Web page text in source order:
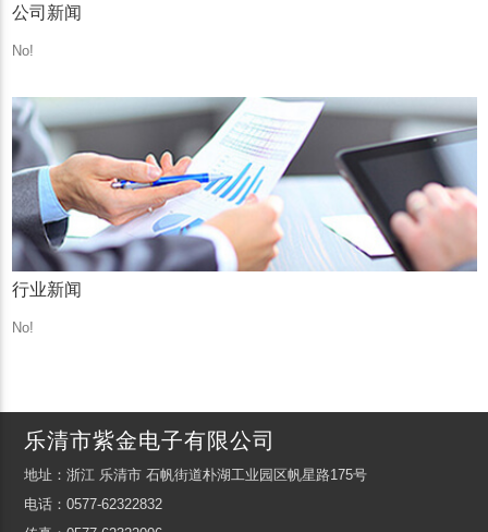
公司新闻
No!
行业新闻
No!
乐清市紫金电子有限公司
地址：浙江 乐清市 石帆街道朴湖工业园区帆星路175号
电话：0577-62322832